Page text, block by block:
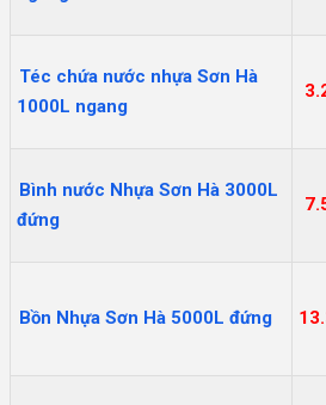
Téc chứa nước nhựa Sơn Hà
1000L ngang
Bình nước Nhựa Sơn Hà 3000L
đứng
Bồn Nhựa Sơn Hà 5000L đứng